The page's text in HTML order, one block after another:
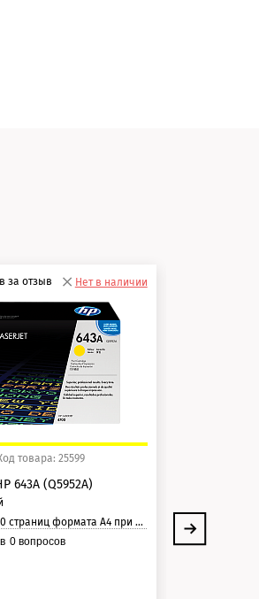
за отзыв Нет в наличии
товара: 25599
643A (Q5952A)
формата А4 при 5% заполнении страницы.
0вопросов
Ресурс: